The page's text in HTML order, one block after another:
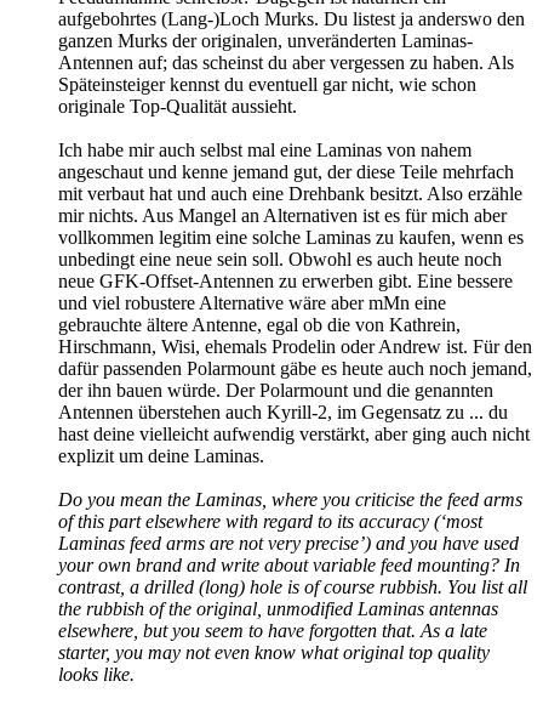
aufgebohrtes (Lang-)Loch Murks. Du listest ja anderswo den
ganzen Murks der originalen, unveränderten Laminas-
Antennen auf; das scheinst du aber vergessen zu haben. Als
Späteinsteiger kennst du eventuell gar nicht, wie schon
originale Top-Qualität aussieht.
Ich habe mir auch selbst mal eine Laminas von nahem
angeschaut und kenne jemand gut, der diese Teile mehrfach
mit verbaut hat und auch eine Drehbank besitzt. Also erzähle
mir nichts. Aus Mangel an Alternativen ist es für mich aber
vollkommen legitim eine solche Laminas zu kaufen, wenn es
unbedingt eine neue sein soll. Obwohl es auch heute noch
neue GFK-Offset-Antennen zu erwerben gibt. Eine bessere
und viel robustere Alternative wäre aber mMn eine
gebrauchte ältere Antenne, egal ob die von Kathrein,
Hirschmann, Wisi, ehemals Prodelin oder Andrew ist. Für den
dafür passenden Polarmount gäbe es heute auch noch jemand,
der ihn bauen würde. Der Polarmount und die genannten
Antennen überstehen auch Kyrill-2, im Gegensatz zu ... du
hast deine vielleicht aufwendig verstärkt, aber ging auch nicht
explizit um deine Laminas.
Do you mean the Laminas, where you criticise the feed arms
of this part elsewhere with regard to its accuracy (‘most
Laminas feed arms are not very precise’) and you have used
your own brand and write about variable feed mounting? In
contrast, a drilled (long) hole is of course rubbish. You list all
the rubbish of the original, unmodified Laminas antennas
elsewhere, but you seem to have forgotten that. As a late
starter, you may not even know what original top quality
looks like.